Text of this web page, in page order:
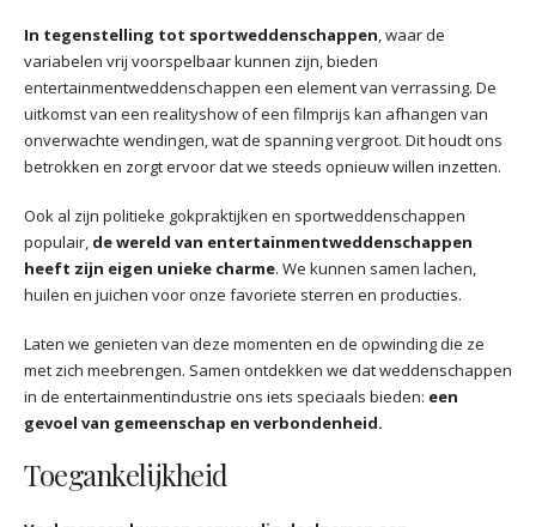
In tegenstelling tot sportweddenschappen, waar de
variabelen vrij voorspelbaar kunnen zijn, bieden
entertainmentweddenschappen een element van verrassing. De
uitkomst van een realityshow of een filmprijs kan afhangen van
onverwachte wendingen, wat de spanning vergroot. Dit houdt ons
betrokken en zorgt ervoor dat we steeds opnieuw willen inzetten.
Ook al zijn politieke gokpraktijken en sportweddenschappen
populair, de wereld van entertainmentweddenschappen
heeft zijn eigen unieke charme. We kunnen samen lachen,
huilen en juichen voor onze favoriete sterren en producties.
Laten we genieten van deze momenten en de opwinding die ze
met zich meebrengen. Samen ontdekken we dat weddenschappen
in de entertainmentindustrie ons iets speciaals bieden: een
gevoel van gemeenschap en verbondenheid.
Toegankelijkheid